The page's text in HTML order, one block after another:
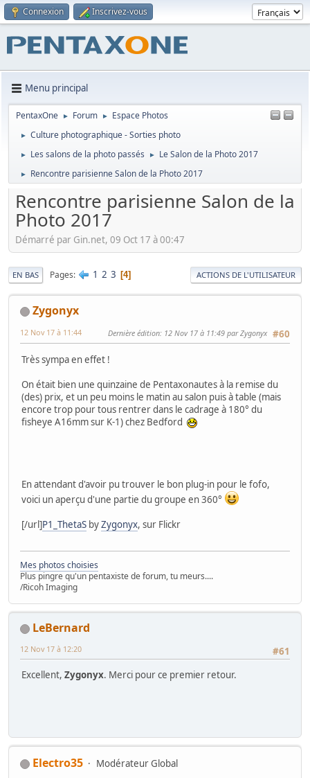
Connexion Inscrivez-vous
Menu principal
PentaxOne ► Forum ► Espace Photos
► Culture photographique - Sorties photo
► Les salons de la photo passés ► Le Salon de la Photo 2017
► Rencontre parisienne Salon de la Photo 2017
Rencontre parisienne Salon de la
Photo 2017
Démarré par Gin.net, 09 Oct 17 à 00:47
EN BAS Pages 1 2 3 4 ACTIONS DE L'UTILISATEUR
Zygonyx
#60
12 Nov 17 à 11:44 Dernière édition: 12 Nov 17 à 11:49 par Zygonyx
Très sympa en effet !
On était bien une quinzaine de Pentaxonautes à la remise du
(des) prix, et un peu moins le matin au salon puis à table (mais
encore trop pour tous rentrer dans le cadrage à 180° du
fisheye A16mm sur K-1) chez Bedford
En attendant d'avoir pu trouver le bon plug-in pour le fofo,
voici un aperçu d'une partie du groupe en 360°
[/url]P1_ThetaS byZygonyx, sur Flickr
Mes photos choisies
Plus pingre qu'un pentaxiste de forum, tu meurs....
/Ricoh Imaging
LeBernard
#61
12 Nov 17 à 12:20
Excellent, Zygonyx. Merci pour ce premier retour.
Electro35
Modérateur Global